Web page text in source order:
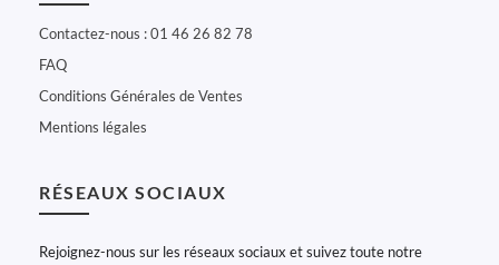
Contactez-nous : 01 46 26 82 78
FAQ
Conditions Générales de Ventes
Mentions légales
RÉSEAUX SOCIAUX
Rejoignez-nous sur les réseaux sociaux et suivez toute notre